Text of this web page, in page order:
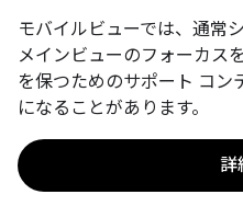
モバイルビューでは、通常
メインビューのフォーカス
を保つためのサポート コン
になることがあります。
詳